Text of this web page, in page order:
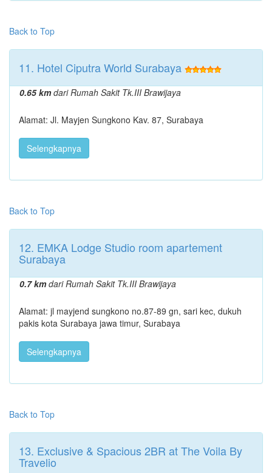
Back to Top
11. Hotel Ciputra World Surabaya
0.65 kmdari Rumah Sakit Tk.III Brawijaya
Alamat: Jl. Mayjen Sungkono Kav. 87, Surabaya
Selengkapnya
Back to Top
12. EMKA Lodge Studio room apartement
Surabaya
0.7 kmdari Rumah Sakit Tk.III Brawijaya
Alamat: jl mayjend sungkono no.87-89 gn, sari kec, dukuh
pakis kota Surabaya jawa timur, Surabaya
Selengkapnya
Back to Top
13. Exclusive & Spacious 2BR at The Voila By
Travelio